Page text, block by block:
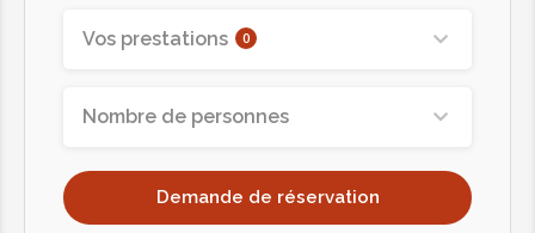
Vos prestations 0
Nombre de personnes
Demande de réservation